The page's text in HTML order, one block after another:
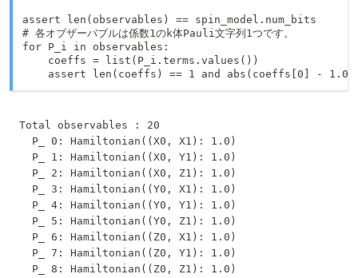
assert len(observables) == spin_model.num_bits
# 各オブザーバブルは係数1のk体Pauli文字列1つです。
for P_i in observables:
    coeffs = list(P_i.terms.values())
assert len(coeffs) == 1 and abs(coeffs[0] - 1.0)
Total observables : 20
  P_ 0: Hamiltonian((X0, X1): 1.0)
  P_ 1: Hamiltonian((X0, Y1): 1.0)
  P_ 2: Hamiltonian((X0, Z1): 1.0)
  P_ 3: Hamiltonian((Y0, X1): 1.0)
  P_ 4: Hamiltonian((Y0, Y1): 1.0)
  P_ 5: Hamiltonian((Y0, Z1): 1.0)
  P_ 6: Hamiltonian((Z0, X1): 1.0)
  P_ 7: Hamiltonian((Z0, Y1): 1.0)
  P_ 8: Hamiltonian((Z0, Z1): 1.0)